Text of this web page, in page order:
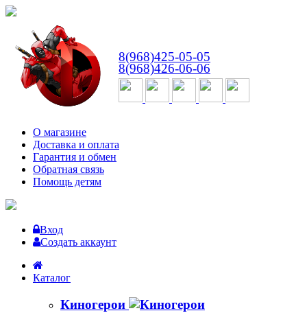
8(968)425-05-05
8(968)426-06-06
О магазине
Доставка и оплата
Гарантия и обмен
Обратная связь
Помощь детям
Вход
Создать аккаунт
Каталог
Киногерои